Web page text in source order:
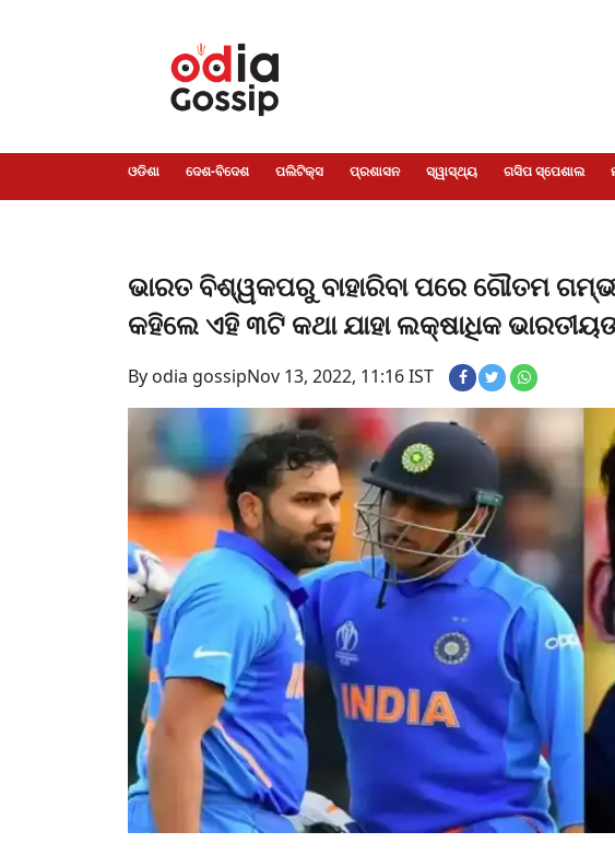
ଓଡିଶା ଦେଶ-ବିଦେଶ ପଲିଟିକ୍ସ ପ୍ରଶାସନ ସ୍ୱାସ୍ଥ୍ୟ ଗସିପ ସ୍ପେଶାଲ
ଭାରତ ବିଶ୍ୱକପରୁ ବାହାରିବା ପରେ ଗୌତମ
କହିଲେ ଏହି ୩ଟି କଥା ଯାହା ଲକ୍ଷାଧିକ
By odia gossipNov 13, 2022, 11:16 IST